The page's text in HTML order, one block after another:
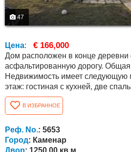
47
Цена: € 166,000
Дом расположен в конце
асфальтированную дорогу. Общая
Недвижимость имеет следующую
этаж: гостиная с кухней, две спальни, ванная комната с
туалетом, коридор, веранда с
второй этаж. Второй этаж (мансардный): три спальни,
коридор, две террасы и ванная
отремонтирован, с новым
отремонтированной крышей....
В ИЗБРАННОЕ
Реф. No.: 5653
Город: Каменар
Двор: 1250.00 кв.м